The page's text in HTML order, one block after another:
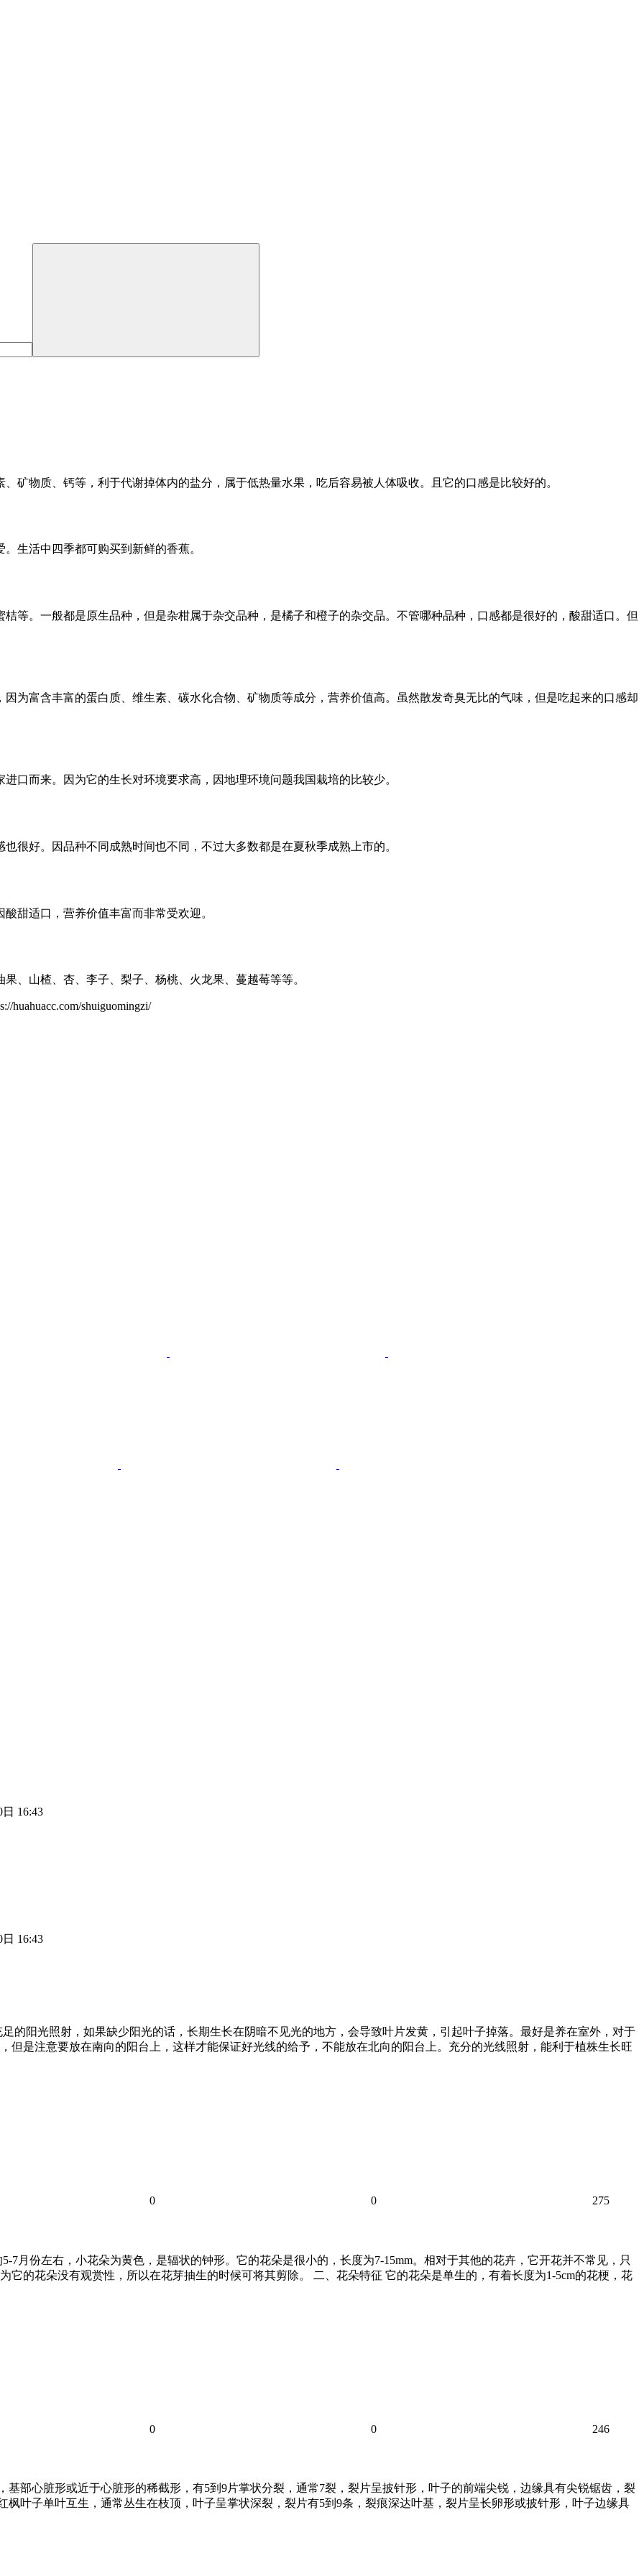
矿物质、钙等，利于代谢掉体内的盐分，属于低热量水果，吃后容易被人体吸收。且它的口感是比较好的。
生活中四季都可购买到新鲜的香蕉。
等。一般都是原生品种，但是杂柑属于杂交品种，是橘子和橙子的杂交品。不管哪种品种，口感都是很好的，酸甜适口。但
为富含丰富的蛋白质、维生素、碳水化合物、矿物质等成分，营养价值高。虽然散发奇臭无比的气味，但是吃起来的口感却
口而来。因为它的生长对环境要求高，因地理环境问题我国栽培的比较少。
很好。因品种不同成熟时间也不同，不过大多数都是在夏秋季成熟上市的。
甜适口，营养价值丰富而非常受欢迎。
、山楂、杏、李子、梨子、杨桃、火龙果、蔓越莓等等。
shuiguomingzi/
16:43
16:43
的阳光照射，如果缺少阳光的话，长期生长在阴暗不见光的地方，会导致叶片发黄，引起叶子掉落。最好是养在室外，对于
但是注意要放在南向的阳台上，这样才能保证好光线的给予，不能放在北向的阳台上。充分的光线照射，能利于植株生长旺
0 0 275
7月份左右，小花朵为黄色，是辐状的钟形。它的花朵是很小的，长度为7-15mm。相对于其他的花卉，它开花并不常见，只
它的花朵没有观赏性，所以在花芽抽生的时候可将其剪除。 二、花朵特征 它的花朵是单生的，有着长度为1-5cm的花梗，花
0 0 246
基部心脏形或近于心脏形的稀截形，有5到9片掌状分裂，通常7裂，裂片呈披针形，叶子的前端尖锐，边缘具有尖锐锯齿，裂
枫叶子单叶互生，通常丛生在枝顶，叶子呈掌状深裂，裂片有5到9条，裂痕深达叶基，裂片呈长卵形或披针形，叶子边缘具